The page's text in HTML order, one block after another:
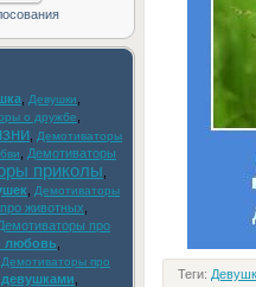
Теги:
Девушки
о дружбе
Демотиваторы
Демотиваторы
приколы
Демотиваторы
животных
про
любовь
Демотиваторы про